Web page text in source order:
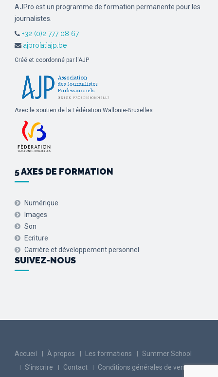
AJPro est un programme de formation permanente pour les
journalistes.
+32 (0)2 777 08 67
ajpro[at]ajp.be
Créé et coordonné par l'AJP
Avec le soutien de la Fédération Wallonie-Bruxelles
5 AXES DE FORMATION
Numérique
Images
Son
Ecriture
Carrière et développement personnel
SUIVEZ-NOUS
Accueil À propos Les formations
Summer School
S’inscrire
Contact Conditions générales de vente